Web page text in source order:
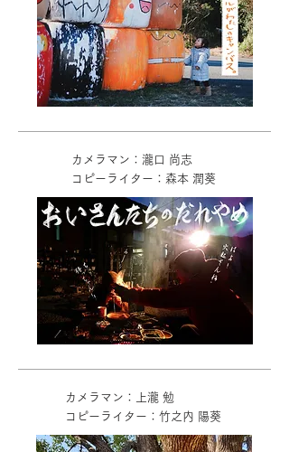
カメラマン：瀧口 尚志
コピーライター：森本 潤葵
カメラマン：上瀧 勉
コピーライター：竹之内 陽葵